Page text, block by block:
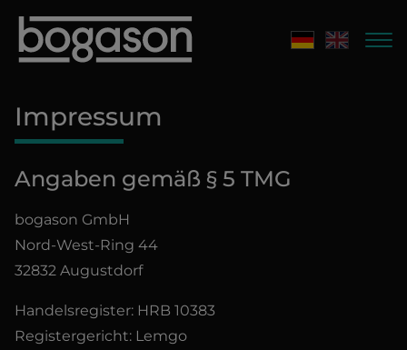
Impressum
Angaben gemäß § 5 TMG
bogason GmbH
Nord-West-Ring 44
32832 Augustdorf
Handelsregister: HRB 10383
Registergericht: Lemgo